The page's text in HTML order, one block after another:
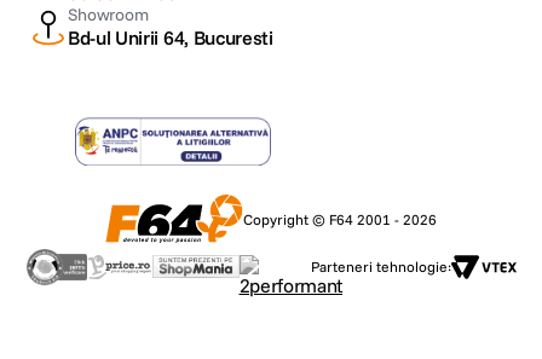
Showroom
Bd-ul Unirii 64, Bucuresti
Copyright © F64 2001 - 2026
Parteneri tehnologie: